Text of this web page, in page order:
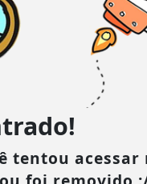
tentou acessar